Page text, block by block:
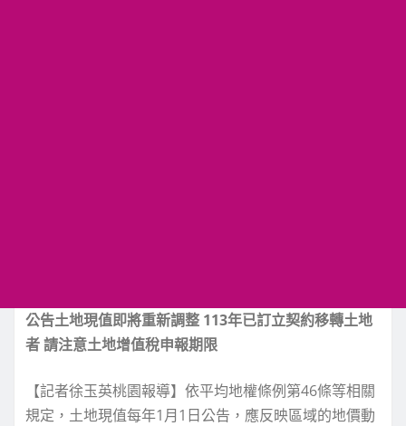
公告土地現值即將重新調整 113年已訂立契約移轉土地
者 請注意土地增值稅申報期限
【記者徐玉英桃園報導】依平均地權條例第46條等相關
規定，土地現值每年1月1日公告，應反映區域的地價動